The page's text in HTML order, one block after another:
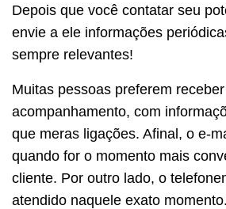
Depois que você contatar seu
envie a ele informações
sempre relevantes!
Muitas pessoas preferem
acompanhamento, com
que meras ligações. Afinal, o e-
quando for o momento mais
cliente. Por outro lado, o
atendido naquele exato momento.